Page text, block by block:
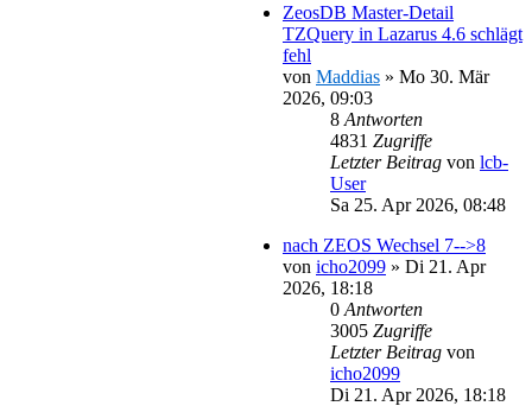
ZeosDB Master-Detail
TZQuery in Lazarus 4.6 schlägt
fehl
von Maddias » Mo 30. Mär
2026, 09:03
8 Antworten
4831 Zugriffe
Letzter Beitrag von lcb-
User
Sa 25. Apr 2026, 08:48
nach ZEOS Wechsel 7-->8
von icho2099 » Di 21. Apr
2026, 18:18
0 Antworten
3005 Zugriffe
Letzter Beitrag von
icho2099
Di 21. Apr 2026, 18:18